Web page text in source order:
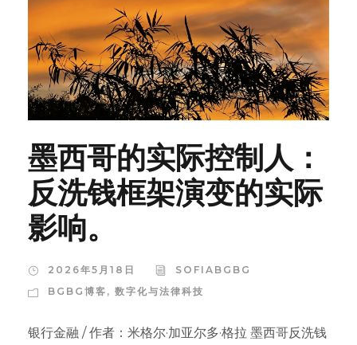
墨西哥的实际控制人：
反洗钱框架演变的实际
影响。
2026年5月18日
SOFIABGBG
BGBG博客 , 数字化与法律科技
银行金融 / 作者：米格尔·加亚尔多·格拉 墨西哥反洗钱